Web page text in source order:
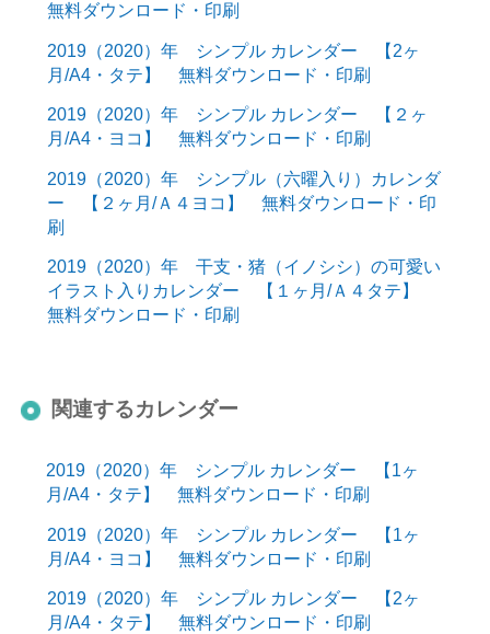
無料ダウンロード・印刷
2019（2020）年 シンプル カレンダー 【2ヶ
月/A4・タテ】 無料ダウンロード・印刷
2019（2020）年 シンプル カレンダー 【２ヶ
月/A4・ヨコ】 無料ダウンロード・印刷
2019（2020）年 シンプル（六曜入り）カレンダ
ー 【２ヶ月/Ａ４ヨコ】 無料ダウンロード・印
刷
2019（2020）年 干支・猪（イノシシ）の可愛い
イラスト入りカレンダー 【１ヶ月/Ａ４タテ】
無料ダウンロード・印刷
関連するカレンダー
2019（2020）年 シンプル カレンダー 【1ヶ
月/A4・タテ】 無料ダウンロード・印刷
2019（2020）年 シンプル カレンダー 【1ヶ
月/A4・ヨコ】 無料ダウンロード・印刷
2019（2020）年 シンプル カレンダー 【2ヶ
月/A4・タテ】 無料ダウンロード・印刷